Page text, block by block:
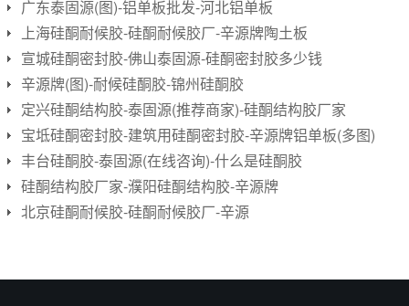
广东泰固源(图)-铝单板批发-河北铝单板
上海硅酮耐候胶-硅酮耐候胶厂-辛源牌陶土板
宣城硅酮密封胶-佛山泰固源-硅酮密封胶多少钱
辛源牌(图)-耐候硅酮胶-锦州硅酮胶
定兴硅酮结构胶-泰固源(推荐商家)-硅酮结构胶厂家
宝坻硅酮密封胶-建筑用硅酮密封胶-辛源牌铝单板(多图)
丰台硅酮胶-泰固源(在线咨询)-什么是硅酮胶
硅酮结构胶厂家-濮阳硅酮结构胶-辛源牌
北京硅酮耐候胶-硅酮耐候胶厂-辛源